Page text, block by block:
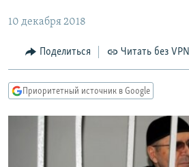
навигации
Вернутся
КУЛЬТУРА
IDEL.РЕАЛИИ
КАВКАЗ.РЕАЛИИ
СИБИРЬ.РЕАЛИИ
РАСПИСАНИЕ ВЕЩАНИЯ
10 декабря 2018
Поделиться Читать без VPN
Приоритетный источник в Google